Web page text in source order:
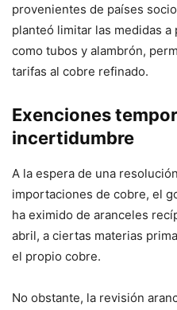
provenientes de países
planteó limitar las medidas
como tubos y alambrón,
tarifas al cobre refinado.
Exenciones
incertidumbre
A la espera de una
importaciones de cobre, el
ha eximido de aranceles
abril, a ciertas materias
el propio cobre.
No obstante, la revisión